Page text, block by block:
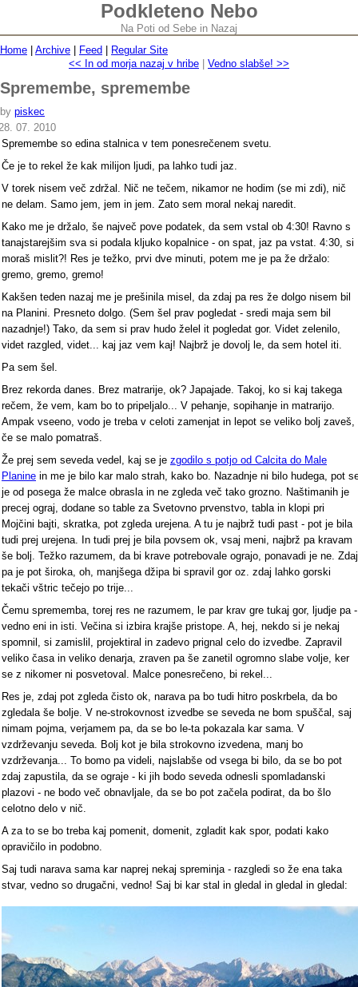
Podkleteno Nebo
Na Poti od Sebe in Nazaj
Home
Archive Feed
Regular Site
<< In od morja nazaj v hribe
Vedno slabše! >>
Spremembe, spremembe
by piskec
07. 2010
Spremembe so edina stalnica v tem ponesrečenem svetu.
Če je to rekel že kak milijon ljudi, pa lahko tudi jaz.
V torek nisem več zdržal. Nič ne tečem, nikamor ne hodim (se mi zdi), nič
ne delam. Samo jem, jem in jem. Zato sem moral nekaj naredit.
Kako me je držalo, še največ pove podatek, da sem vstal ob 4:30! Ravno s
tanajstarejšim sva si podala kljuko kopalnice - on spat, jaz pa vstat. 4:30, si
moraš mislit?! Res je težko, prvi dve minuti, potem me je pa že držalo:
gremo, gremo, gremo!
Kakšen teden nazaj me je prešinila misel, da zdaj pa res že dolgo nisem bil
na Planini. Presneto dolgo. (Sem šel prav pogledat - sredi maja sem bil
nazadnje!) Tako, da sem si prav hudo želel it pogledat gor. Videt zelenilo,
videt razgled, videt... kaj jaz vem kaj! Najbrž je dovolj le, da sem hotel iti.
Pa sem šel.
Brez rekorda danes. Brez matrarije, ok? Japajade. Takoj, ko si kaj takega
rečem, že vem, kam bo to pripeljalo... V pehanje, sopihanje in matrarijo.
Ampak vseeno, vodo je treba v celoti zamenjat in lepot se veliko bolj zaveš,
če se malo pomatraš.
Že prej sem seveda vedel, kaj se je zgodilo s potjo od Calcita do Male
Planine in me je bilo kar malo strah, kako bo. Nazadnje ni bilo hudega, pot
je od posega že malce obrasla in ne zgleda več tako grozno. Naštimanih je
precej ograj, dodane so table za Svetovno prvenstvo, tabla in klopi pri
Mojčini bajti, skratka, pot zgleda urejena. A tu je najbrž tudi past - pot je bila
tudi prej urejena. In tudi prej je bila povsem ok, vsaj meni, najbrž pa kravam
še bolj. Težko razumem, da bi krave potrebovale ograjo, ponavadi je ne. Zdaj
pa je pot široka, oh, manjšega džipa bi spravil gor oz. zdaj lahko gorski
tekači vštric tečejo po trije...
Čemu sprememba, torej res ne razumem, le par krav gre tukaj gor, ljudje pa -
vedno eni in isti. Večina si izbira krajše pristope. A, hej, nekdo si je nekaj
spomnil, si zamislil, projektiral in zadevo prignal celo do izvedbe. Zapravil
veliko časa in veliko denarja, zraven pa še zanetil ogromno slabe volje, ker
se z nikomer ni posvetoval. Malce ponesrečeno, bi rekel...
Res je, zdaj pot zgleda čisto ok, narava pa bo tudi hitro poskrbela, da bo
zgledala še bolje. V ne-strokovnost izvedbe se seveda ne bom spuščal, saj
nimam pojma, verjamem pa, da se bo le-ta pokazala kar sama. V
vzdrževanju seveda. Bolj kot je bila strokovno izvedena, manj bo
vzdrževanja... To bomo pa videli, najslabše od vsega bi bilo, da se bo pot
zdaj zapustila, da se ograje - ki jih bodo seveda odnesli spomladanski
plazovi - ne bodo več obnavljale, da se bo pot začela podirat, da bo šlo
celotno delo v nič.
A za to se bo treba kaj pomenit, domenit, zgladit kak spor, podati kako
opravičilo in podobno.
Saj tudi narava sama kar naprej nekaj spreminja - razgledi so že ena taka
stvar, vedno so drugačni, vedno! Saj bi kar stal in gledal in gledal in gledal: